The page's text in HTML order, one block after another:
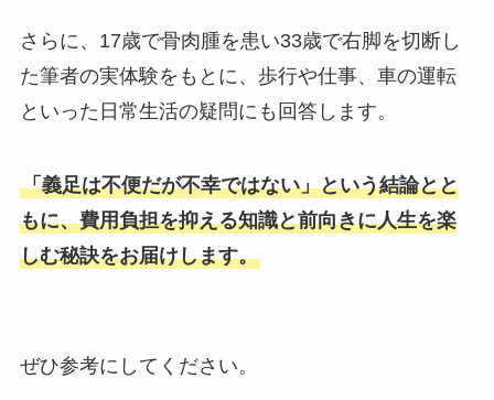
さらに、17歳で骨肉腫を患い33歳で右脚を切断し
た筆者の実体験をもとに、歩行や仕事、車の運転
といった日常生活の疑問にも回答します。
「義足は不便だが不幸ではない」という結論とと
もに、費用負担を抑える知識と前向きに人生を楽
しむ秘訣をお届けします。
ぜひ参考にしてください。